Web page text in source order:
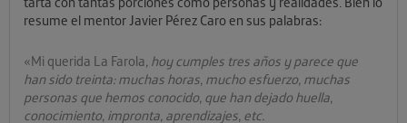
resume el mentorJavier Pérez Caroen sus palabras:
«Mi querida La Farola, hoy cumples tres años y parece que
han sido treinta: muchas horas, mucho esfuerzo, muchas
personas que hemos conocido, que han dejado huella,
conocimiento, impronta, aprendizajes, etc.